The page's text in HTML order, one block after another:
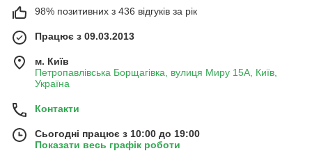
98% позитивних з 436 відгуків за рік
Працює з 09.03.2013
м. Київ
Петропавлівська Борщагівка, вулиця Миру 15А, Київ,
Україна
Контакти
Сьогодні працює з 10:00 до 19:00
Показати весь графік роботи